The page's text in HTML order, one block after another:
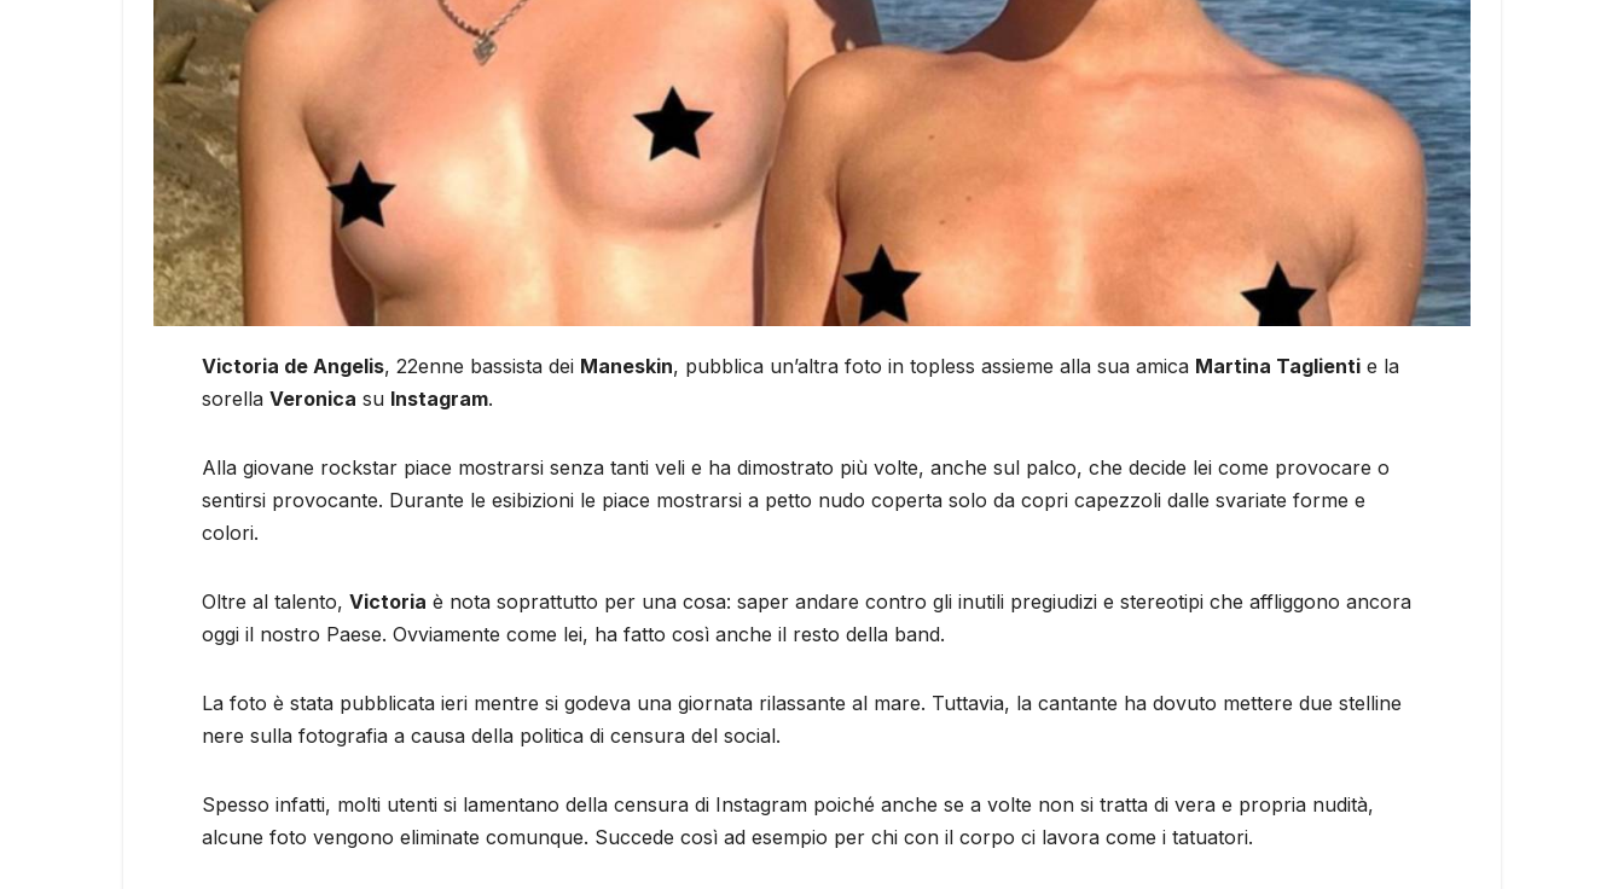
Victoria de Angelis, 22enne bassista dei Maneskin, pubblica un’altra foto in topless assieme alla sua amica Martina Taglienti e la
sorella Veronica su Instagram.
Alla giovane rockstar piace mostrarsi senza tanti veli e ha dimostrato più volte, anche sul palco, che decide lei come provocare o
sentirsi provocante. Durante le esibizioni le piace mostrarsi a petto nudo coperta solo da copri capezzoli dalle svariate forme e
colori.
Oltre al talento, Victoria è nota soprattutto per una cosa: saper andare contro gli inutili pregiudizi e stereotipi che affliggono ancora
oggi il nostro Paese. Ovviamente come lei, ha fatto così anche il resto della band.
La foto è stata pubblicata ieri mentre si godeva una giornata rilassante al mare. Tuttavia, la cantante ha dovuto mettere due stelline
nere sulla fotografia a causa della politica di censura del social.
Spesso infatti, molti utenti si lamentano della censura di Instagram poiché anche se a volte non si tratta di vera e propria nudità,
alcune foto vengono eliminate comunque. Succede così ad esempio per chi con il corpo ci lavora come i tatuatori.